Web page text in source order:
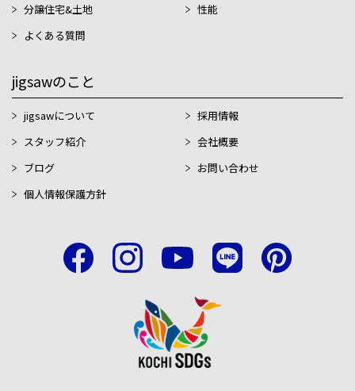
分譲住宅&土地
性能
よくある質問
jigsawのこと
jigsawについて
採用情報
スタッフ紹介
会社概要
ブログ
お問い合わせ
個人情報保護方針